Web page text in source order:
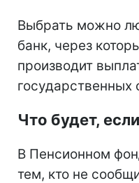
Выбрать можно
банк, через
производит
государственных
Что будет,
В Пенсионном
тем, кто не